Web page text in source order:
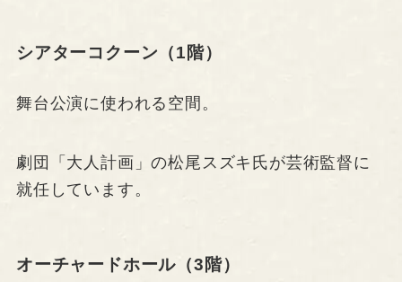
シアターコクーン（1階）
舞台公演に使われる空間。
劇団「大人計画」の松尾スズキ氏が芸術監督に
就任しています。
オーチャードホール（3階）